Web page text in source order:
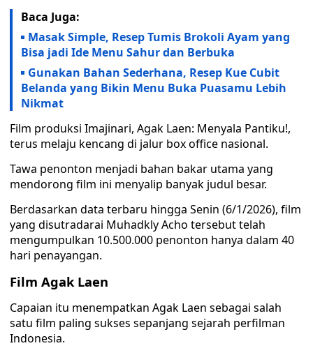
Baca Juga:
Masak Simple, Resep Tumis Brokoli Ayam yang
Bisa jadi Ide Menu Sahur dan Berbuka
Gunakan Bahan Sederhana, Resep Kue Cubit
Belanda yang Bikin Menu Buka Puasamu Lebih
Nikmat
Film produksi Imajinari, Agak Laen: Menyala Pantiku!,
terus melaju kencang di jalur box office nasional.
Tawa penonton menjadi bahan bakar utama yang
mendorong film ini menyalip banyak judul besar.
Berdasarkan data terbaru hingga Senin (6/1/2026), film
yang disutradarai Muhadkly Acho tersebut telah
mengumpulkan 10.500.000 penonton hanya dalam 40
hari penayangan.
Film Agak Laen
Capaian itu menempatkan Agak Laen sebagai salah
satu film paling sukses sepanjang sejarah perfilman
Indonesia.